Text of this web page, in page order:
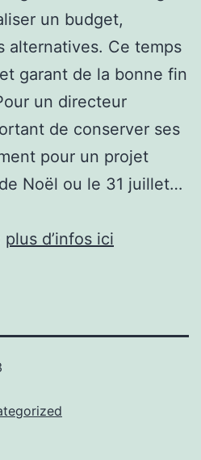
un budget,
alternatives. Ce temps
garant de la bonne fin
un directeur
de conserver ses
pour un projet
Noël ou le 31 juillet…
plus d’infos ici